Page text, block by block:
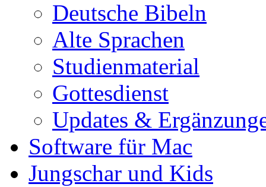
Deutsche Bibeln
Alte Sprachen
Studienmaterial
Gottesdienst
Updates &
Software für Mac
Jungschar und Kids